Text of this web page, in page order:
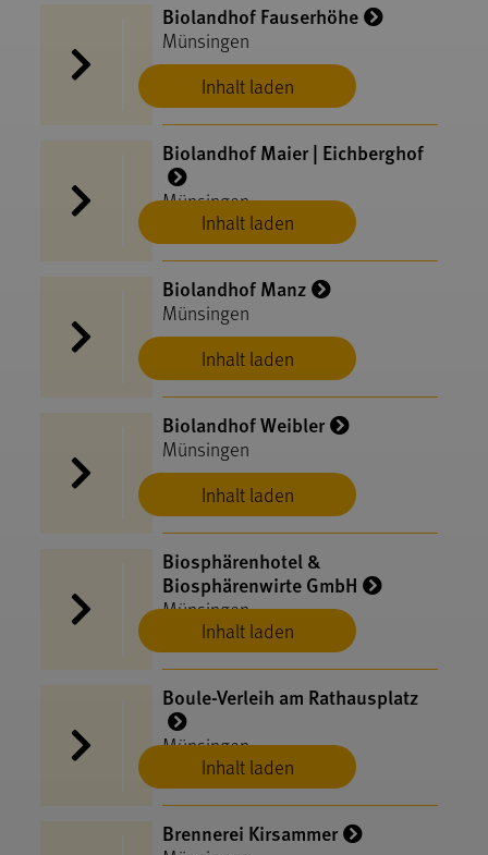
Inhalt laden
Biolandhof Fauserhöhe
Münsingen
Inhalt laden
Biolandhof Maier | Eichberghof
Münsingen
Inhalt laden
Biolandhof Manz
Münsingen
Inhalt laden
Biolandhof Weibler
Münsingen
Inhalt laden
Biosphärenhotel &
Biosphärenwirte GmbH
Münsingen
Inhalt laden
Boule-Verleih am Rathausplatz
Münsingen
Brennerei Kirsammer